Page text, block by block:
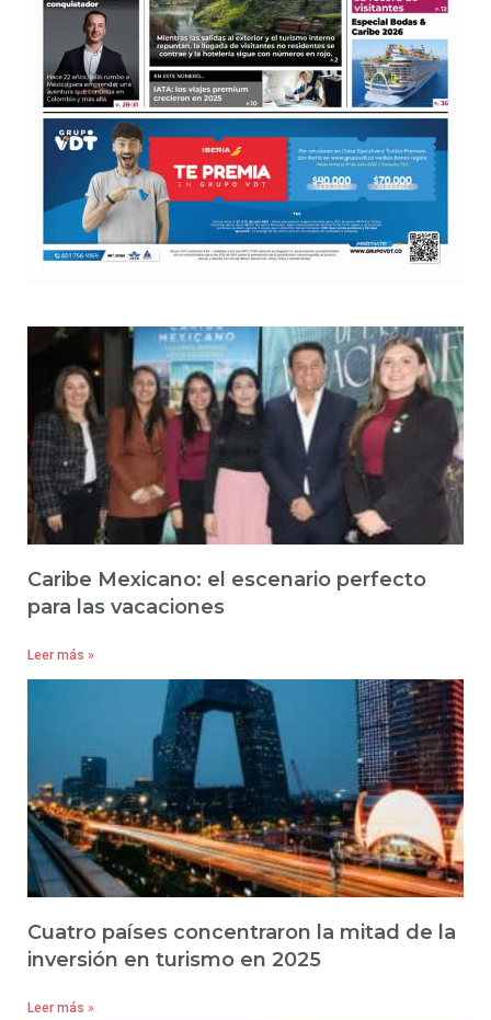
Caribe Mexicano: el escenario perfecto
para las vacaciones
Leer más »
Cuatro países concentraron la mitad de la
inversión en turismo en 2025
Leer más »